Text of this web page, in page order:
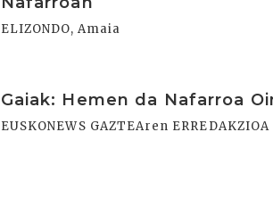
ELIZONDO, Amaia
Gaiak: Hemen da Nafarroa
EUSKONEWS GAZTEAren ERREDAKZIOA